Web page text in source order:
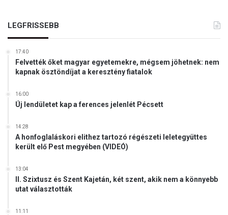
LEGFRISSEBB
17:40
Felvették őket magyar egyetemekre, mégsem jöhetnek: nem
kapnak ösztöndíjat a keresztény fiatalok
16:00
Új lendületet kap a ferences jelenlét Pécsett
14:28
A honfoglaláskori elithez tartozó régészeti leletegyüttes
került elő Pest megyében (VIDEÓ)
13:04
II. Szixtusz és Szent Kajetán, két szent, akik nem a könnyebb
utat választották
11:11